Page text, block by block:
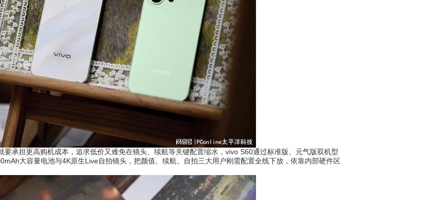
担更高购机成本，追求低价又难免在镜头、续航等关键配置缩水，vivo S60通过标准版、元气版双机型
大容量电池与4K原生Live自拍镜头，把颜值、续航、自拍三大用户刚需配置全线下放，依靠内部硬件区